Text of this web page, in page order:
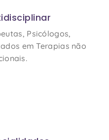
Psicólogos,
em Terapias não